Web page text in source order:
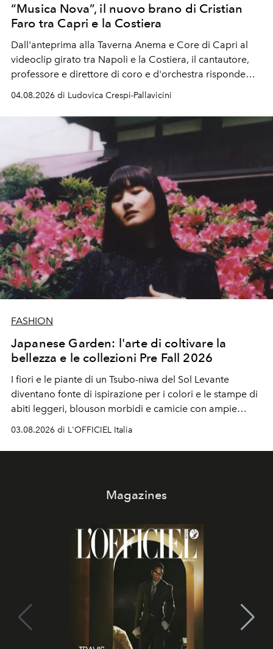
“Musica Nova”, il nuovo brano di Cristian
Faro tra Capri e la Costiera
Dall'anteprima alla Taverna Anema e Core di Capri al
videoclip girato tra Napoli e la Costiera, il cantautore,
professore e direttore di coro e d'orchestra risponde
04.08.2026 di Ludovica Crespi-Pallavicini
FASHION
Japanese Garden: l'arte di coltivare la
bellezza e le collezioni Pre Fall 2026
I fiori e le piante di un Tsubo-niwa del Sol Levante
diventano fonte di ispirazione per i colori e le stampe di
abiti leggeri, blouson morbidi e camicie con ampie
03.08.2026 di L'OFFICIEL Italia
Magazines